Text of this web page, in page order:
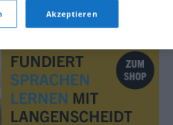
Akzeptieren